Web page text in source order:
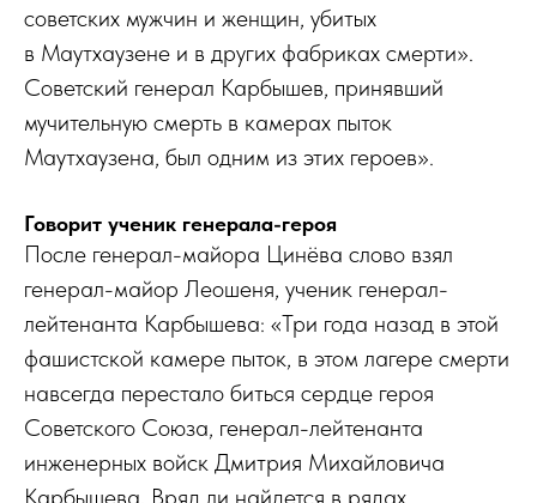
советских мужчин и женщин, убитых
в Маутхаузене и в других фабриках смерти».
Советский генерал Карбышев, принявший
мучительную смерть в камерах пыток
Маутхаузена, был одним из этих героев».
Говорит ученик генерала-героя
После генерал-майора Цинёва слово взял
генерал-майор Леошеня, ученик генерал-
лейтенанта Карбышева: «Три года назад в этой
фашистской камере пыток, в этом лагере смерти
навсегда перестало биться сердце героя
Советского Союза, генерал-лейтенанта
инженерных войск Дмитрия Михайловича